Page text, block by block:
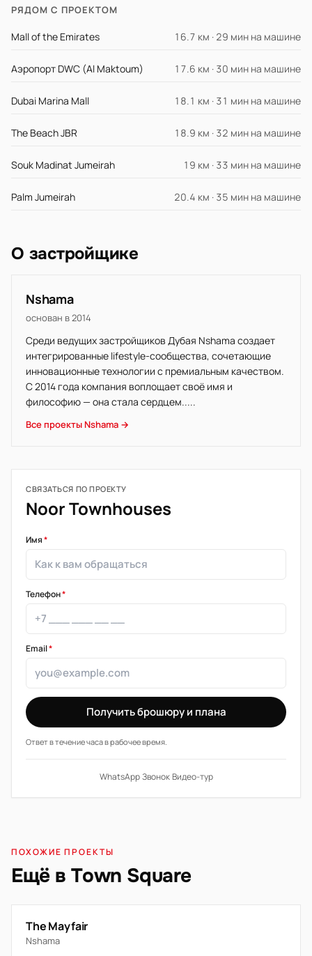
РЯДОМ С ПРОЕКТОМ
Mall of the Emirates 16.7 км · 29 мин на машине
Аэропорт DWC (Al Maktoum) 17.6 км · 30 мин на машине
Dubai Marina Mall 18.1 км · 31 мин на машине
The Beach JBR 18.9 км · 32 мин на машине
Souk Madinat Jumeirah 19 км · 33 мин на машине
Palm Jumeirah 20.4 км · 35 мин на машине
О застройщике
Nshama
основан в 2014
Среди ведущих застройщиков Дубая Nshama создает
интегрированные lifestyle-сообщества, сочетающие
инновационные технологии с премиальным качеством.
С 2014 года компания воплощает своё имя и
философию — она стала сердцем.....
Все проекты Nshama →
СВЯЗАТЬСЯ ПО ПРОЕКТУ
Noor Townhouses
Имя*
Телефон*
Email*
Получить брошюру и плана
Ответ в течение часа в рабочее время.
WhatsApp·Звонок·Видео-тур
ПОХОЖИЕ ПРОЕКТЫ
Ещё в Town Square
The Mayfair
Nshama